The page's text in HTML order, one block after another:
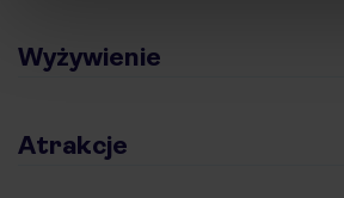
Wyżywienie
Atrakcje